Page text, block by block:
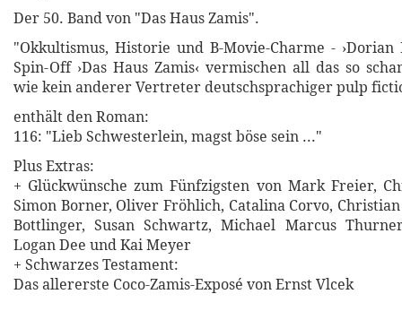
Der 50. Band von "Das Haus Zamis".
"Okkultismus, Historie und B-Movie-Charme -
Spin-Off ›Das Haus Zamis‹ vermischen all das so
wie kein anderer Vertreter deutschsprachiger pulp
enthält den Roman:
116: "Lieb Schwesterlein, magst böse sein ..."
Plus Extras:
+ Glückwünsche zum Fünfzigsten von Mark Freier,
Simon Borner, Oliver Fröhlich, Catalina Corvo,
Bottlinger, Susan Schwartz, Michael Marcus
Logan Dee und Kai Meyer
+ Schwarzes Testament:
Das allererste Coco-Zamis-Exposé von Ernst Vlcek